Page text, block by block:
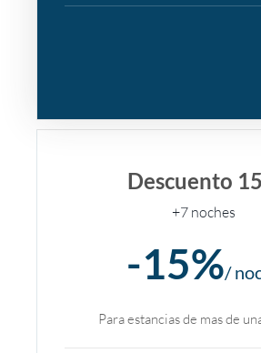
Descuento
+7 noches
-15%/
Para estancias de mas de